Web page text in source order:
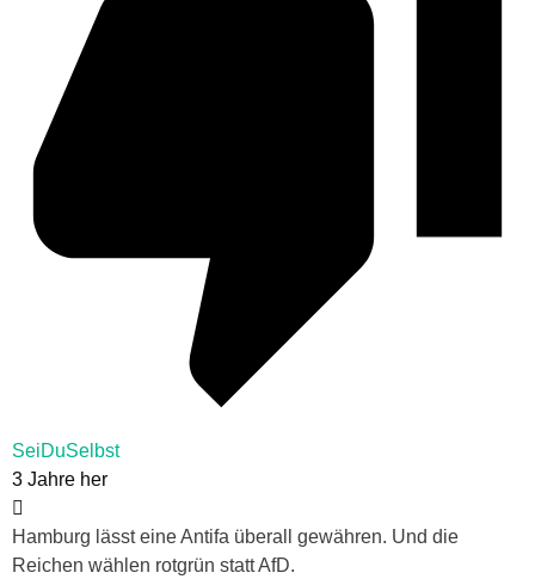
SeiDuSelbst
3 Jahre her
Hamburg lässt eine Antifa überall gewähren. Und die
Reichen wählen rotgrün statt AfD.